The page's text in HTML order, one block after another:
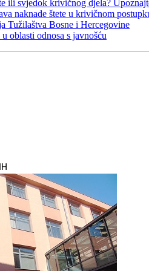
svjedok krivičnog djela?
naknade štete u krivičnom
Tužilaštva Bosne i Hercegovine
oblasti odnosa s javnošću